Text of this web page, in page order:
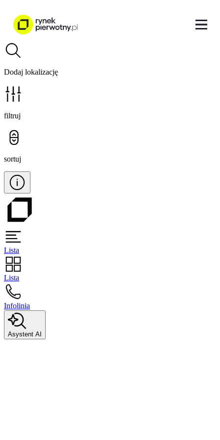
Dodaj lokalizację
filtruj
sortuj
Lista
Lista
Infolinia
Asystent AI